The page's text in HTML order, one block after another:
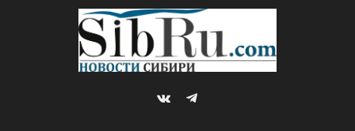
VKontakteTelegram